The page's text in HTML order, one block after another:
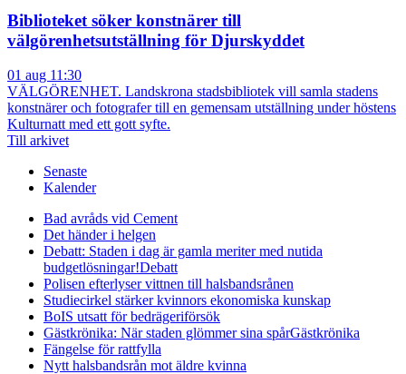
Biblioteket söker konstnärer till
välgörenhetsutställning för Djurskyddet
01 aug 11:30
VÄLGÖRENHET. Landskrona stadsbibliotek vill samla stadens
konstnärer och fotografer till en gemensam utställning under höstens
Kulturnatt med ett gott syfte.
Till arkivet
Senaste
Kalender
Bad avråds vid Cement
Det händer i helgen
Debatt: Staden i dag är gamla meriter med nutida
budgetlösningar!Debatt
Polisen efterlyser vittnen till halsbandsrånen
Studiecirkel stärker kvinnors ekonomiska kunskap
BoIS utsatt för bedrägeriförsök
Gästkrönika: När staden glömmer sina spårGästkrönika
Fängelse för rattfylla
Nytt halsbandsrån mot äldre kvinna